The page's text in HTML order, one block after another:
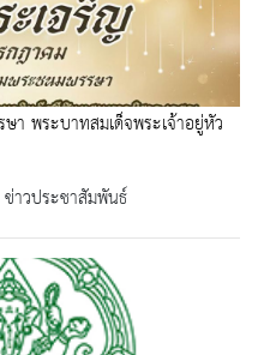
า พระบาทสมเด็จพระเจ้าอยู่หัว
าวประชาสัมพันธ์